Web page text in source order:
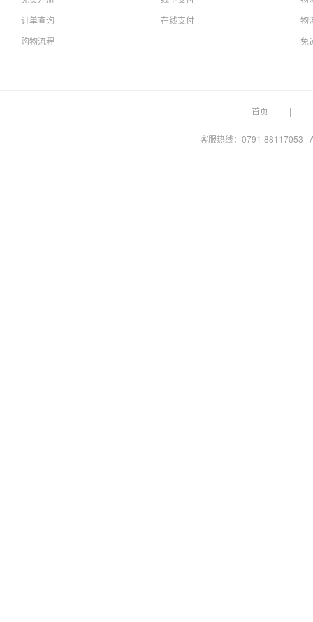
订单查询
购物流程
在线支付
物
免
首页
客服热线：0791-88117053